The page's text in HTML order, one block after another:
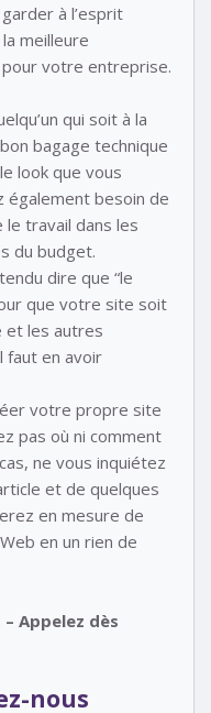
à l’esprit
meilleure
votre entreprise.
qui soit à la
bagage technique
look que vous
également besoin de
le travail dans les
du budget.
dire que “le
que votre site soit
et les autres
faut en avoir
votre propre site
pas où ni comment
ne vous inquiétez
et de quelques
en mesure de
en un rien de
Appelez dès
nous